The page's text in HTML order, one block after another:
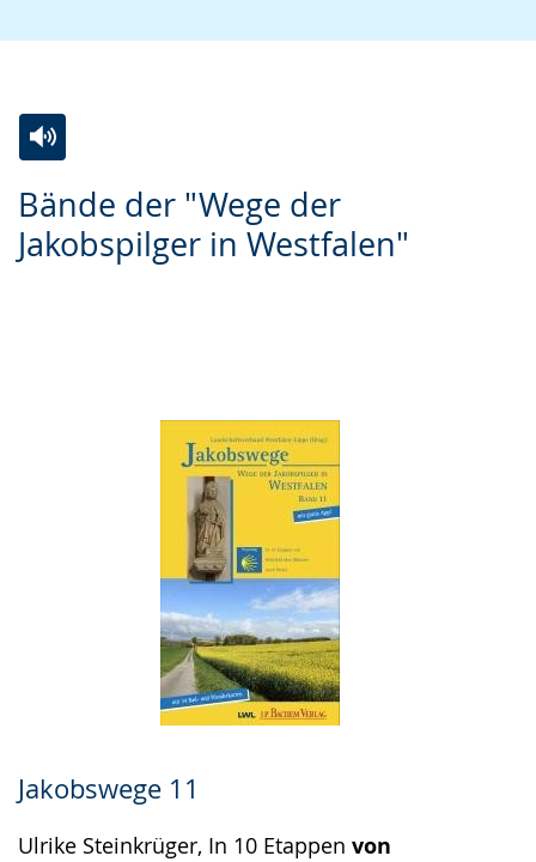
Bände der "Wege der
Jakobspilger in Westfalen"
Leichten
Sprache
Audio-
Unterstützung.
Video
in
Jakobswege 11
Ulrike Steinkrüger, In 10 Etappen von